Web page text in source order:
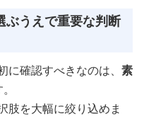
ぶうえで重要な判断
確認すべきなのは、 素
肢を大幅に絞り込めま